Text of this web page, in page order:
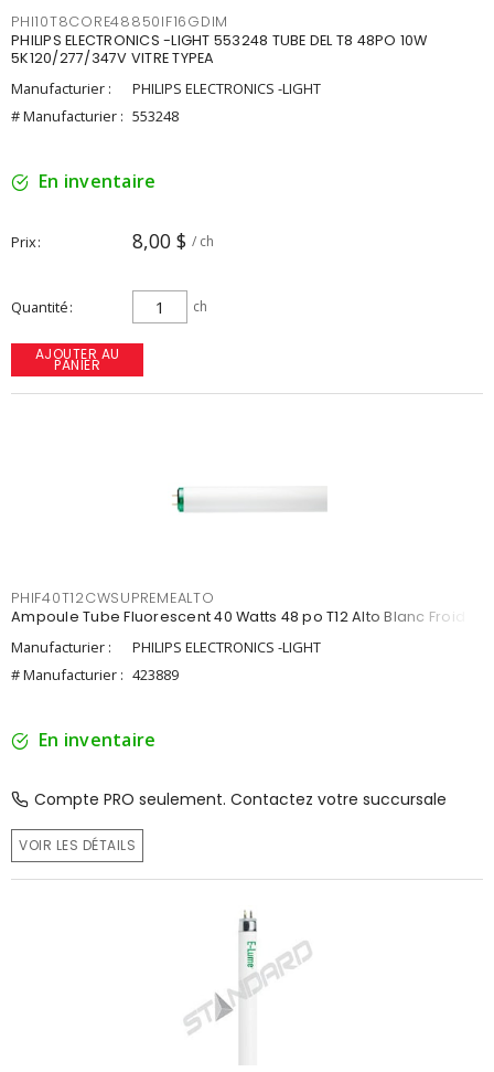
PHI10T8CORE48850IF16GDIM
PHILIPS ELECTRONICS -LIGHT 553248 TUBE DEL T8 48PO 10W
5K120/277/347V VITRE TYPEA
Manufacturier :
PHILIPS ELECTRONICS -LIGHT
# Manufacturier : 553248
En inventaire
Prix 8,00 $ / ch
Quantité ch
AJOUTER AU
PANIER
PHIF40T12CWSUPREMEALTO
Ampoule Tube Fluorescent 40 Watts 48 po T12 Alto Blanc Froid
Manufacturier :
PHILIPS ELECTRONICS -LIGHT
# Manufacturier : 423889
En inventaire
Compte PRO seulement. Contactez votre succursale
VOIR LES DÉTAILS